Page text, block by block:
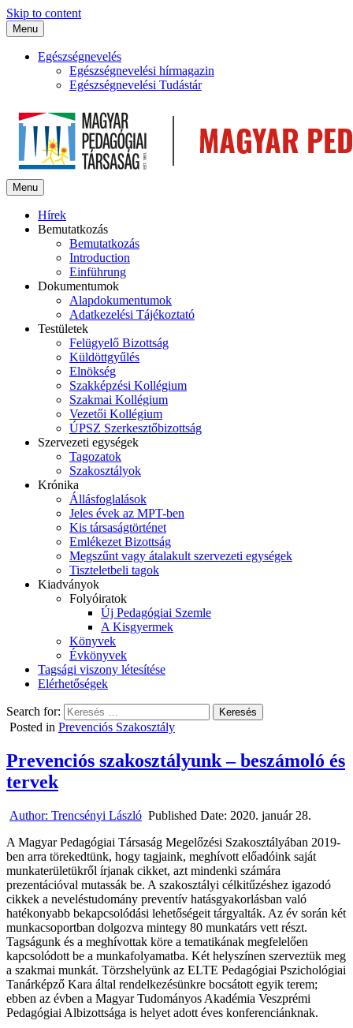
Skip to content
Menu
Egészségnevelés
Egészségnevelési hírmagazin
Egészségnevelési Tudástár
Menu
Hírek
Bemutatkozás
Bemutatkozás
Introduction
Einführung
Dokumentumok
Alapdokumentumok
Adatkezelési Tájékoztató
Testületek
Felügyelő Bizottság
Küldöttgyűlés
Elnökség
Szakképzési Kollégium
Szakmai Kollégium
Vezetői Kollégium
ÚPSZ Szerkesztőbizottság
Szervezeti egységek
Tagozatok
Szakosztályok
Krónika
Állásfoglalások
Jeles évek az MPT-ben
Kis társaságtörténet
Emlékezet Bizottság
Megszűnt vagy átalakult szervezeti egységek
Tiszteletbeli tagok
Kiadványok
Folyóiratok
Új Pedagógiai Szemle
A Kisgyermek
Könyvek
Évkönyvek
Tagsági viszony létesítése
Elérhetőségek
Search for:
Posted in Prevenciós Szakosztály
Prevenciós szakosztályunk – beszámoló és
tervek
Author: Trencsényi László Published Date: 2020. január 28.
A Magyar Pedagógiai Társaság Megelőzési Szakosztályában 2019-
ben arra törekedtünk, hogy tagjaink, meghívott előadóink saját
munkaterületükről írjanak cikket, azt mindenki számára
prezentációval mutassák be. A szakosztályi célkitűzéshez igazodó
cikkek a neveléstudomány preventív hatásgyakorlásban való
hatékonyabb bekapcsolódási lehetőségeit tárgyalták. Az év során két
munkacsoportban dolgozva mintegy 80 munkatárs vett részt.
Tagságunk és a meghívottak köre a tematikának megfelelően
kapcsolódott be a munkafolyamatba. Két helyszínen szerveztük meg
a szakmai munkát. Törzshelyünk az ELTE Pedagógiai Pszichológiai
Tanárképző Kara által rendelkezésünkre bocsátott egyik terem;
ebben az évben a Magyar Tudományos Akadémia Veszprémi
Pedagógiai Albizottsága is helyet adott éves konferenciánknak.